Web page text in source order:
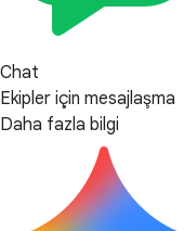
Chat
Ekipler için mesajlaşma
Daha fazla bilgi